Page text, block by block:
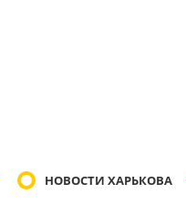
НОВОСТИ ХАРЬКОВА